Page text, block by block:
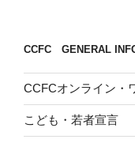
CCFC GENERAL
CCFCオンライン・
こども・若者宣言